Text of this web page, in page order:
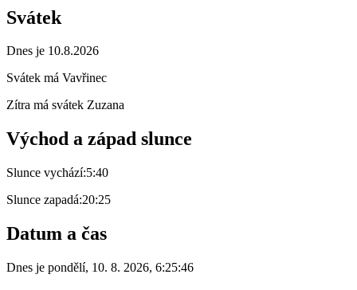
Svátek
Dnes je 10.8.2026
Svátek má Vavřinec
Zítra má svátek Zuzana
Východ a západ slunce
Slunce vychází:5:40
Slunce zapadá:20:25
Datum a čas
Dnes je pondělí, 10. 8. 2026, 6:25:46